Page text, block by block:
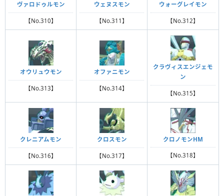
ヴァロドゥルモン
【No.310】
ウェヌスモン
【No.311】
ウォーグレイモン
【No.312】
オウリュウモン
【No.313】
オファニモン
【No.314】
クラヴィスエンジェモ
ン
【No.315】
クレニアムモン
【No.316】
クロスモン
【No.317】
クロノモンHM
【No.318】